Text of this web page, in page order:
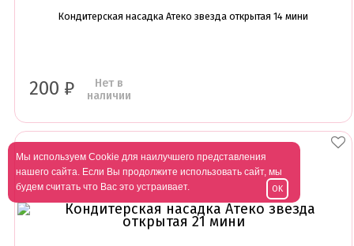
Кондитерская насадка Атеко звезда открытая 14 мини
200 ₽
Нет в
наличии
Мы используем Cookie для наилучшего представления
нашего сайта. Если Вы продолжите использовать сайт, мы
будем считать что Вас это устраивает.
OK